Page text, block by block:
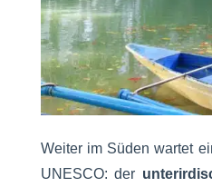
Weiter im Süden wartet
UNESCO: der